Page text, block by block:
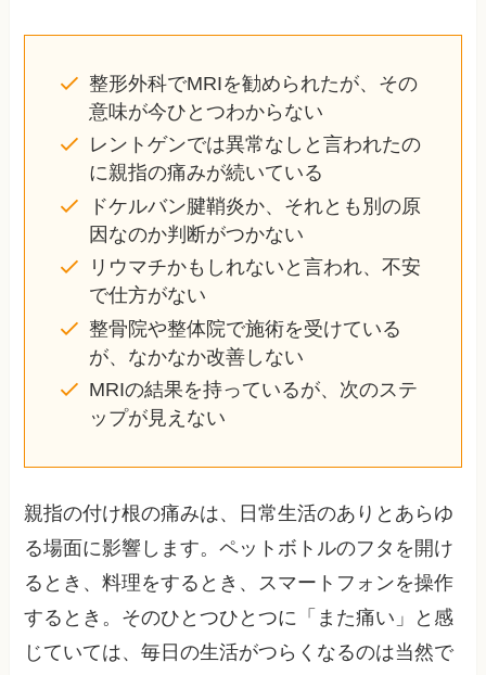
整形外科でMRIを勧められたが、その
意味が今ひとつわからない
レントゲンでは異常なしと言われたの
に親指の痛みが続いている
ドケルバン腱鞘炎か、それとも別の原
因なのか判断がつかない
リウマチかもしれないと言われ、不安
で仕方がない
整骨院や整体院で施術を受けている
が、なかなか改善しない
MRIの結果を持っているが、次のステ
ップが見えない
親指の付け根の痛みは、日常生活のありとあらゆ
る場面に影響します。ペットボトルのフタを開け
るとき、料理をするとき、スマートフォンを操作
するとき。そのひとつひとつに「また痛い」と感
じていては、毎日の生活がつらくなるのは当然で